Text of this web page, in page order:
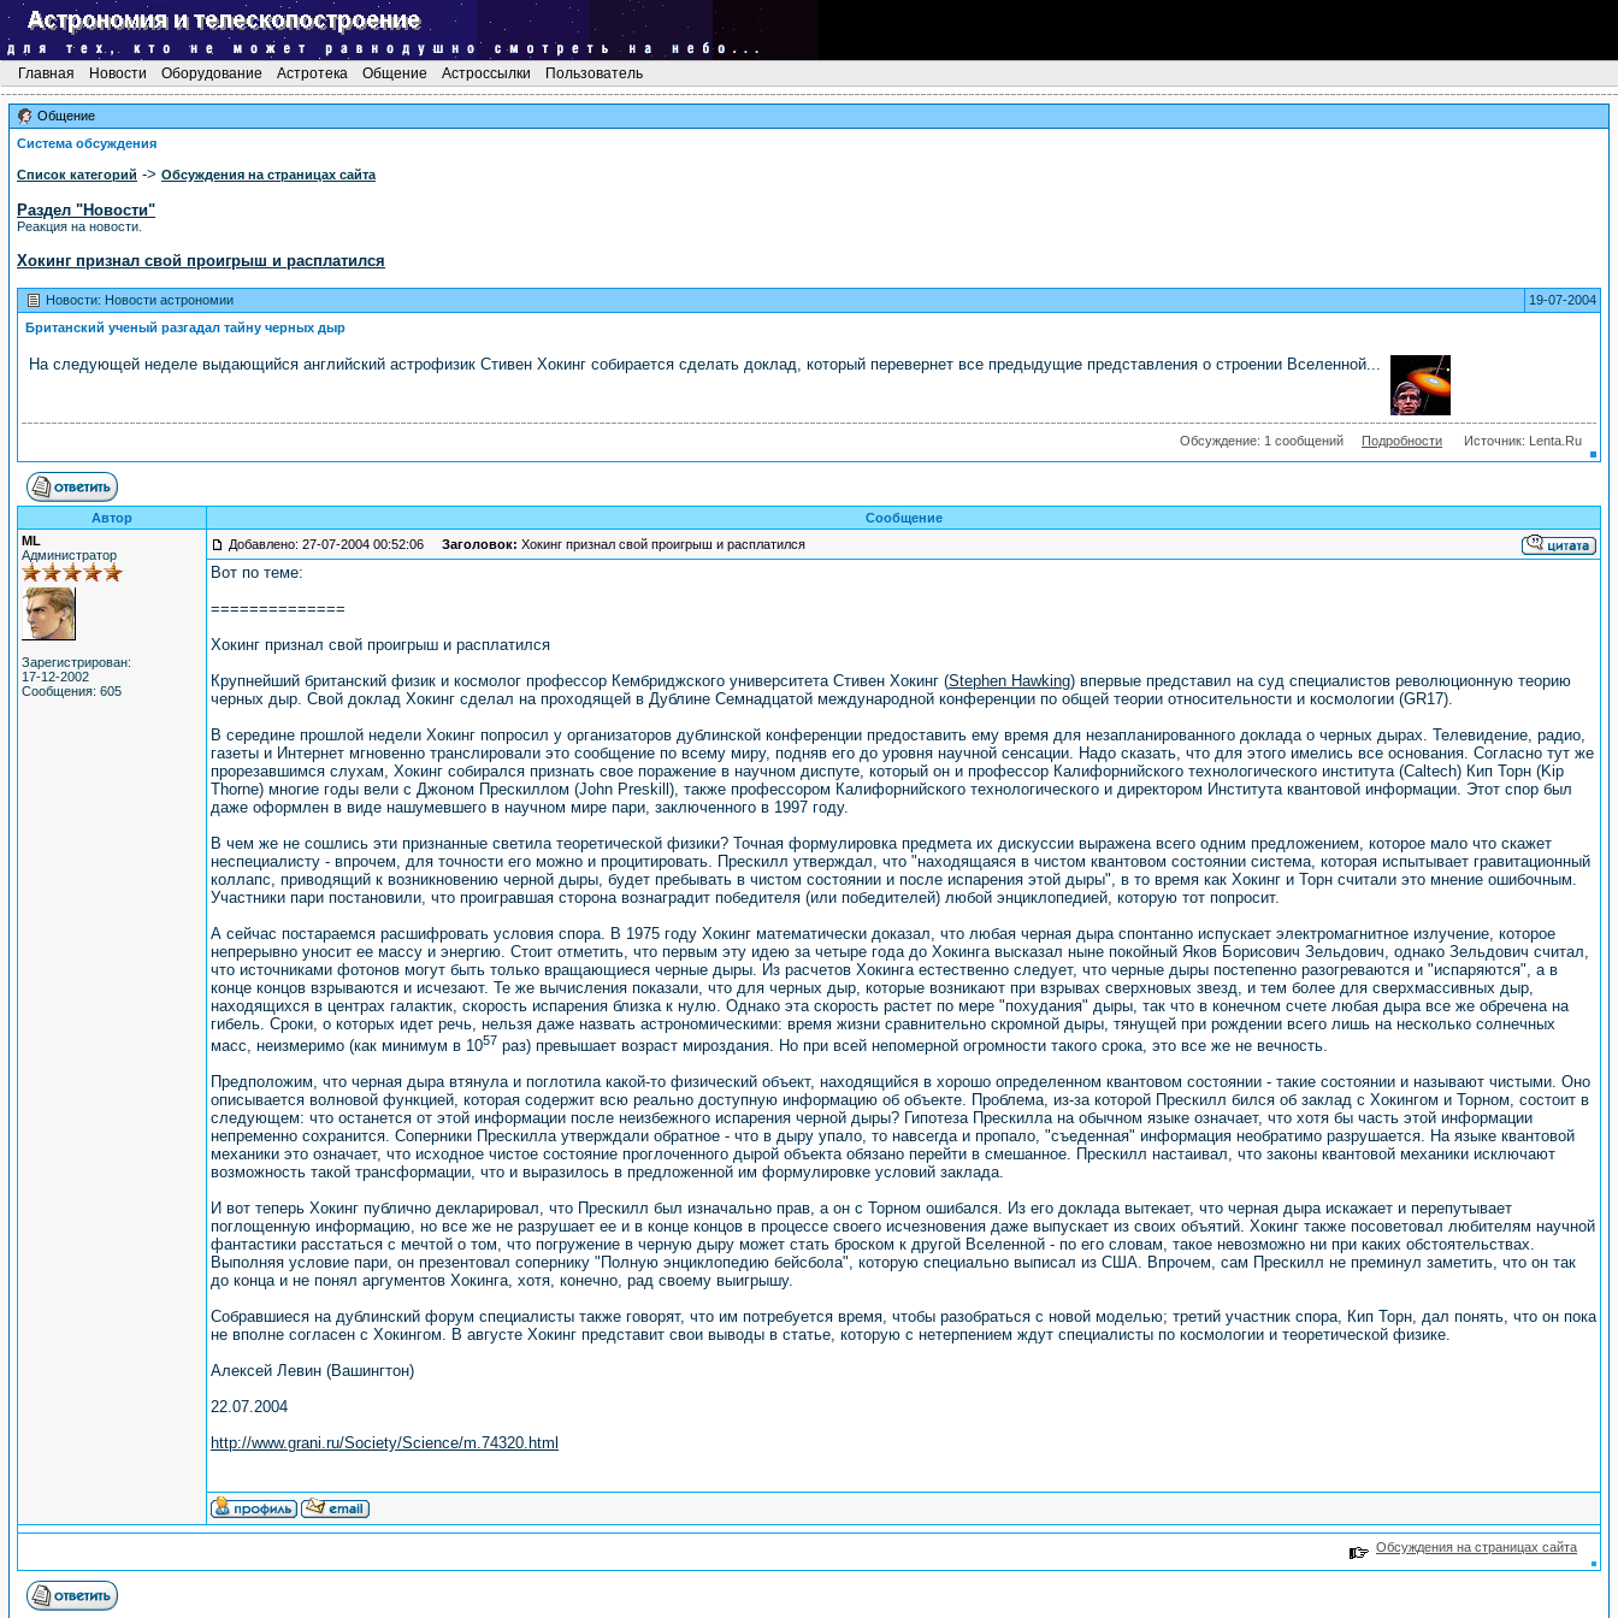
Главная Новости Оборудование Астротека Общение Астроссылки Пользователь
Общение
Система обсуждения
Список категорий -> Обсуждения на страницах сайта
Раздел "Новости"
Реакция на новости.
Хокинг признал свой проигрыш и расплатился
Новости: Новости астрономии
19-07-2004
Британский ученый разгадал тайну черных дыр
На следующей неделе выдающийся английский астрофизик Стивен Хокинг собирается сделать доклад, который перевернет все предыдущие представления о строении Вселенной...
Обсуждение: 1 сообщений Подробности Источник: Lenta.Ru
Автор
Сообщение
ML
Администратор
Зарегистрирован:
17-12-2002
Сообщения: 605
Добавлено: 27-07-2004 00:52:06 Заголовок: Хокинг признал свой проигрыш и расплатился
Вот по теме:
==============
Хокинг признал свой проигрыш и расплатился
Крупнейший британский физик и космолог профессор Кембриджского университета Стивен Хокинг (Stephen Hawking) впервые представил на суд специалистов революционную теорию
черных дыр. Свой доклад Хокинг сделал на проходящей в Дублине Семнадцатой международной конференции по общей теории относительности и космологии (GR17).
В середине прошлой недели Хокинг попросил у организаторов дублинской конференции предоставить ему время для незапланированного доклада о черных дырах. Телевидение, радио,
газеты и Интернет мгновенно транслировали это сообщение по всему миру, подняв его до уровня научной сенсации. Надо сказать, что для этого имелись все основания. Согласно тут же
прорезавшимся слухам, Хокинг собирался признать свое поражение в научном диспуте, который он и профессор Калифорнийского технологического института (Caltech) Кип Торн (Kip
Thorne) многие годы вели с Джоном Прескиллом (John Preskill), также профессором Калифорнийского технологического и директором Института квантовой информации. Этот спор был
даже оформлен в виде нашумевшего в научном мире пари, заключенного в 1997 году.
В чем же не сошлись эти признанные светила теоретической физики? Точная формулировка предмета их дискуссии выражена всего одним предложением, которое мало что скажет
неспециалисту - впрочем, для точности его можно и процитировать. Прескилл утверждал, что "находящаяся в чистом квантовом состоянии система, которая испытывает гравитационный
коллапс, приводящий к возникновению черной дыры, будет пребывать в чистом состоянии и после испарения этой дыры", в то время как Хокинг и Торн считали это мнение ошибочным.
Участники пари постановили, что проигравшая сторона вознаградит победителя (или победителей) любой энциклопедией, которую тот попросит.
А сейчас постараемся расшифровать условия спора. В 1975 году Хокинг математически доказал, что любая черная дыра спонтанно испускает электромагнитное излучение, которое
непрерывно уносит ее массу и энергию. Стоит отметить, что первым эту идею за четыре года до Хокинга высказал ныне покойный Яков Борисович Зельдович, однако Зельдович считал,
что источниками фотонов могут быть только вращающиеся черные дыры. Из расчетов Хокинга естественно следует, что черные дыры постепенно разогреваются и "испаряются", а в
конце концов взрываются и исчезают. Те же вычисления показали, что для черных дыр, которые возникают при взрывах сверхновых звезд, и тем более для сверхмассивных дыр,
находящихся в центрах галактик, скорость испарения близка к нулю. Однако эта скорость растет по мере "похудания" дыры, так что в конечном счете любая дыра все же обречена на
гибель. Сроки, о которых идет речь, нельзя даже назвать астрономическими: время жизни сравнительно скромной дыры, тянущей при рождении всего лишь на несколько солнечных
масс, неизмеримо (как минимум в 1057 раз) превышает возраст мироздания. Но при всей непомерной огромности такого срока, это все же не вечность.
Предположим, что черная дыра втянула и поглотила какой-то физический объект, находящийся в хорошо определенном квантовом состоянии - такие состоянии и называют чистыми. Оно
описывается волновой функцией, которая содержит всю реально доступную информацию об объекте. Проблема, из-за которой Прескилл бился об заклад с Хокингом и Торном, состоит в
следующем: что останется от этой информации после неизбежного испарения черной дыры? Гипотеза Прескилла на обычном языке означает, что хотя бы часть этой информации
непременно сохранится. Соперники Прескилла утверждали обратное - что в дыру упало, то навсегда и пропало, "съеденная" информация необратимо разрушается. На языке квантовой
механики это означает, что исходное чистое состояние проглоченного дырой объекта обязано перейти в смешанное. Прескилл настаивал, что законы квантовой механики исключают
возможность такой трансформации, что и выразилось в предложенной им формулировке условий заклада.
И вот теперь Хокинг публично декларировал, что Прескилл был изначально прав, а он с Торном ошибался. Из его доклада вытекает, что черная дыра искажает и перепутывает
поглощенную информацию, но все же не разрушает ее и в конце концов в процессе своего исчезновения даже выпускает из своих объятий. Хокинг также посоветовал любителям научной
фантастики расстаться с мечтой о том, что погружение в черную дыру может стать броском к другой Вселенной - по его словам, такое невозможно ни при каких обстоятельствах.
Выполняя условие пари, он презентовал сопернику "Полную энциклопедию бейсбола", которую специально выписал из США. Впрочем, сам Прескилл не преминул заметить, что он так
до конца и не понял аргументов Хокинга, хотя, конечно, рад своему выигрышу.
Собравшиеся на дублинский форум специалисты также говорят, что им потребуется время, чтобы разобраться с новой моделью; третий участник спора, Кип Торн, дал понять, что он пока
не вполне согласен с Хокингом. В августе Хокинг представит свои выводы в статье, которую с нетерпением ждут специалисты по космологии и теоретической физике.
Алексей Левин (Вашингтон)
22.07.2004
http://www.grani.ru/Society/Science/m.74320.html
Обсуждения на страницах сайта